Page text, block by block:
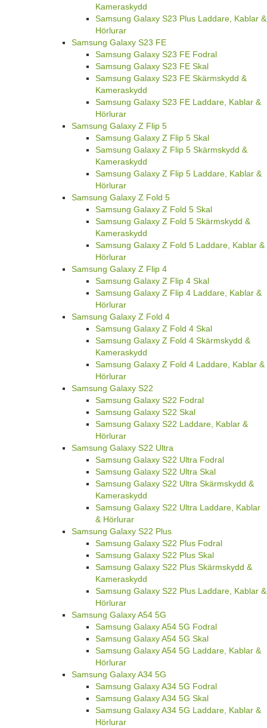
Kameraskydd
Samsung Galaxy S23 Plus Laddare, Kablar &
Hörlurar
Samsung Galaxy S23 FE
Samsung Galaxy S23 FE Fodral
Samsung Galaxy S23 FE Skal
Samsung Galaxy S23 FE Skärmskydd &
Kameraskydd
Samsung Galaxy S23 FE Laddare, Kablar &
Hörlurar
Samsung Galaxy Z Flip 5
Samsung Galaxy Z Flip 5 Skal
Samsung Galaxy Z Flip 5 Skärmskydd &
Kameraskydd
Samsung Galaxy Z Flip 5 Laddare, Kablar &
Hörlurar
Samsung Galaxy Z Fold 5
Samsung Galaxy Z Fold 5 Skal
Samsung Galaxy Z Fold 5 Skärmskydd &
Kameraskydd
Samsung Galaxy Z Fold 5 Laddare, Kablar &
Hörlurar
Samsung Galaxy Z Flip 4
Samsung Galaxy Z Flip 4 Skal
Samsung Galaxy Z Flip 4 Laddare, Kablar &
Hörlurar
Samsung Galaxy Z Fold 4
Samsung Galaxy Z Fold 4 Skal
Samsung Galaxy Z Fold 4 Skärmskydd &
Kameraskydd
Samsung Galaxy Z Fold 4 Laddare, Kablar &
Hörlurar
Samsung Galaxy S22
Samsung Galaxy S22 Fodral
Samsung Galaxy S22 Skal
Samsung Galaxy S22 Laddare, Kablar &
Hörlurar
Samsung Galaxy S22 Ultra
Samsung Galaxy S22 Ultra Fodral
Samsung Galaxy S22 Ultra Skal
Samsung Galaxy S22 Ultra Skärmskydd &
Kameraskydd
Samsung Galaxy S22 Ultra Laddare, Kablar
& Hörlurar
Samsung Galaxy S22 Plus
Samsung Galaxy S22 Plus Fodral
Samsung Galaxy S22 Plus Skal
Samsung Galaxy S22 Plus Skärmskydd &
Kameraskydd
Samsung Galaxy S22 Plus Laddare, Kablar &
Hörlurar
Samsung Galaxy A54 5G
Samsung Galaxy A54 5G Fodral
Samsung Galaxy A54 5G Skal
Samsung Galaxy A54 5G Laddare, Kablar &
Hörlurar
Samsung Galaxy A34 5G
Samsung Galaxy A34 5G Fodral
Samsung Galaxy A34 5G Skal
Samsung Galaxy A34 5G Laddare, Kablar &
Hörlurar